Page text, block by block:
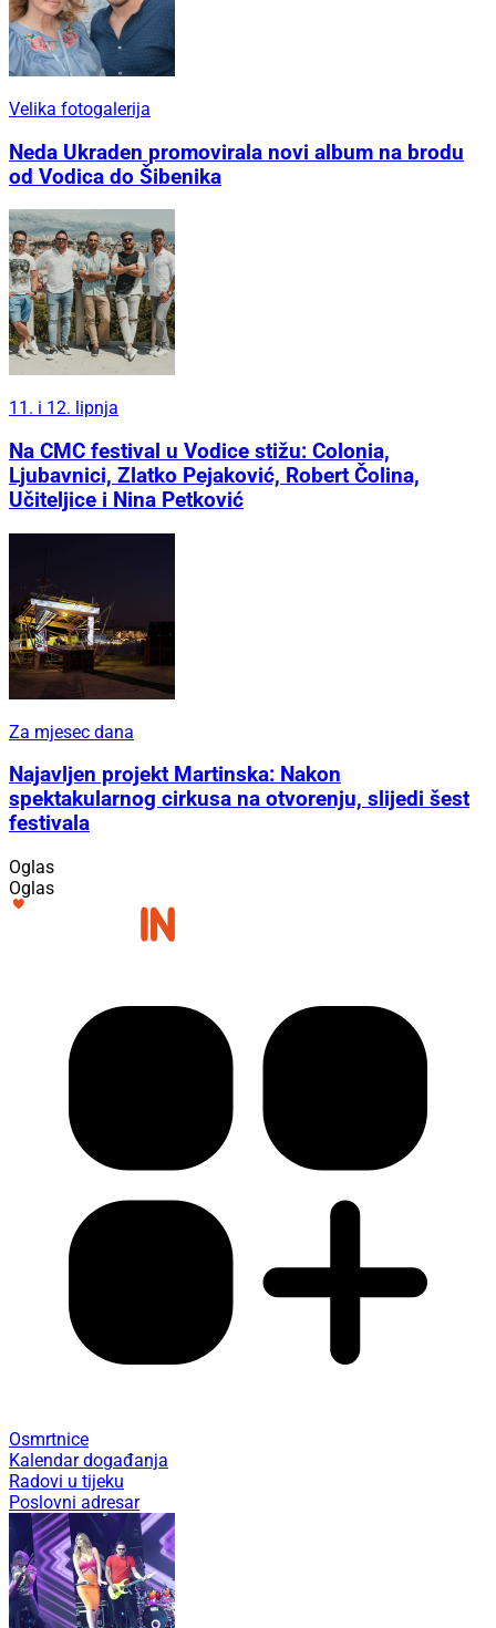
Velika fotogalerija
Neda Ukraden promovirala novi album na brodu
od Vodica do Šibenika
11. i 12. lipnja
Na CMC festival u Vodice stižu: Colonia,
Ljubavnici, Zlatko Pejaković, Robert Čolina,
Učiteljice i Nina Petković
Za mjesec dana
Najavljen projekt Martinska: Nakon
spektakularnog cirkusa na otvorenju, slijedi šest
festivala
Oglas
Oglas
Osmrtnice
Kalendar događanja
Radovi u tijeku
Poslovni adresar